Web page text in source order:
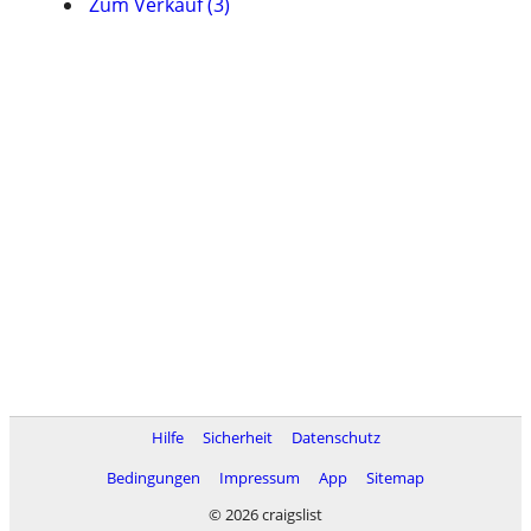
Hilfe Sicherheit
Datenschutz
Bedingungen
Impressum App
Sitemap
© 2026 craigslist